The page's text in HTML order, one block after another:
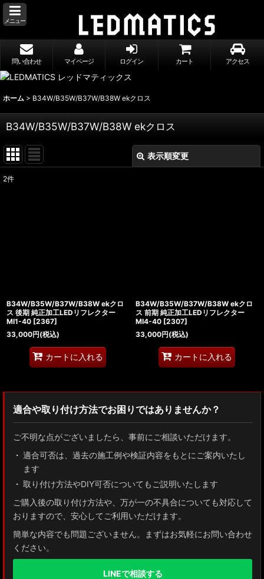
メニュー
問い合わせ マイページ ログイン カート アクセス
ホーム > B34W/B35W/B37W/B38W ekクロス
B34W/B35W/B37W/B38W ekクロス
表示順変更
2件
B34W/B35W/B37W/B38W ekクロ
ス 後期 純正加工LEDリフレクター
MI1-40 [2367]
33,000円(税込)
カートに入れる
B34W/B35W/B37W/B38W ekクロ
ス 前期 純正加工LEDリフレクター
MI4-40 [2307]
33,000円(税込)
カートに入れる
適合や取り付け方法でお困りではありませんか？
ご不明な点がございましたら、事前にご相談いただけます。
適合可否は、過去の施工例や検証内容をもとにご案内いたし
ます
取り付け方法やDIY可否についてもご説明いたします
ご購入後の取り付け方法や、万が一の不具合についても対応して
おりますので、安心してご利用いただけます。
簡単な内容でも問題ございません。まずはお気軽にお問い合わせ
ください。
LINEで相談する